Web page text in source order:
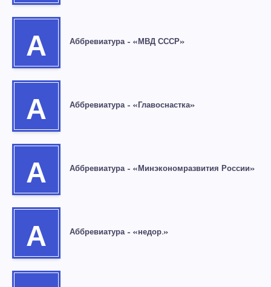
А Аббревиатура – «МВД СССР»
А Аббревиатура – «Главоснастка»
А Аббревиатура – «Минэкономразвития России»
А Аббревиатура – «недор.»